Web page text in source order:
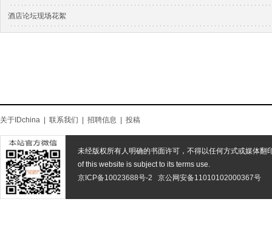
酒店论坛现场花絮
关于IDchina 联系我们 招聘信息 投稿
未经版权所有人明确的书面许可，不得以任何方式或媒体翻
of this website is subject to its terms use.
京ICP备10023688号-2
京公网安备11010102000367号